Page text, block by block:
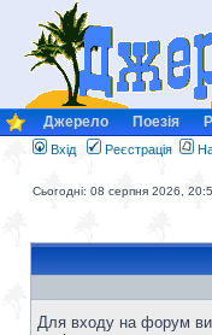
Джерело Поезія
Вхід Реєстрація
Сьогодні: 08 серпня 2026,
Для входу на форум ви